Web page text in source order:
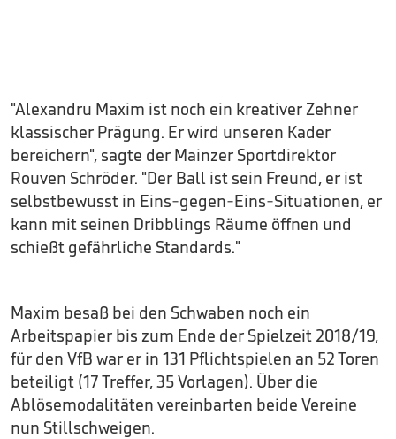
"Alexandru Maxim ist noch ein kreativer Zehner
klassischer Prägung. Er wird unseren Kader
bereichern", sagte der Mainzer Sportdirektor
Rouven Schröder. "Der Ball ist sein Freund, er ist
selbstbewusst in Eins-gegen-Eins-Situationen, er
kann mit seinen Dribblings Räume öffnen und
schießt gefährliche Standards."
Maxim besaß bei den Schwaben noch ein
Arbeitspapier bis zum Ende der Spielzeit 2018/19,
für den VfB war er in 131 Pflichtspielen an 52 Toren
beteiligt (17 Treffer, 35 Vorlagen). Über die
Ablösemodalitäten vereinbarten beide Vereine
nun Stillschweigen.